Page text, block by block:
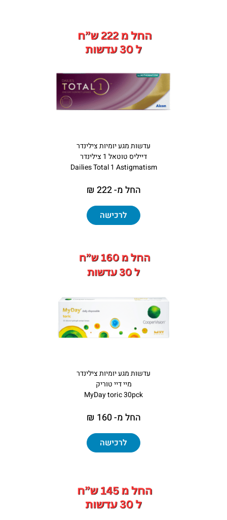
עדשות מגע יומיות צילינדר
דייליס טוטאל 1 צילינדר
Dailies Total 1 Astigmatism
החל מ- 222 ₪
לרכישה
עדשות מגע יומיות צילינדר
מיי דיי טוריק
MyDay toric 30pck
החל מ- 160 ₪
לרכישה